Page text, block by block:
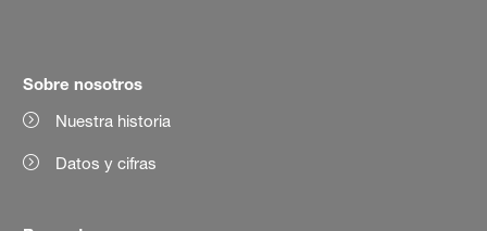
Sobre nosotros
Nuestra historia
Datos y cifras